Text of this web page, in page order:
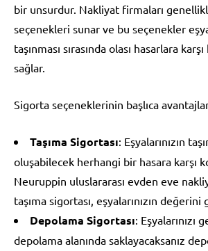
bir unsurdur. Nakliyat firmaları
seçenekleri sunar ve bu seçenekler
taşınması sırasında olası hasarlara
sağlar.
Sigorta seçeneklerinin başlıca
Taşıma Sigortası: Eşyalarınızın
oluşabilecek herhangi bir hasara karşı
Neuruppin uluslararası evden eve
taşıma sigortası, eşyalarınızın değerini
Depolama Sigortası: Eşyalarınızı
depolama alanında saklayacaksanız